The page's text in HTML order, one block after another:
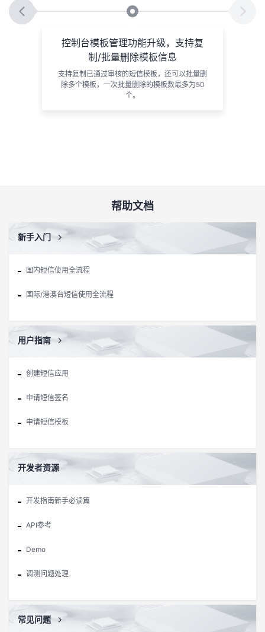
控制台模板管理功能升级，支持复
制/批量删除模板信息
支持复制已通过审核的短信模板，还可以批量删
除多个模板，一次批量删除的模板数最多为50
个。
帮助文档
新手入门
国内短信使用全流程
国际/港澳台短信使用全流程
用户指南
创建短信应用
申请短信签名
申请短信模板
开发者资源
开发指南新手必读篇
API参考
Demo
调测问题处理
常见问题